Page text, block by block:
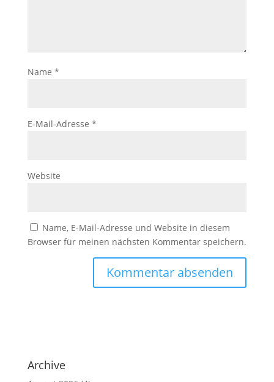
Name *
E-Mail-Adresse *
Website
Name, E-Mail-Adresse und Website in diesem
Browser für meinen nächsten Kommentar speichern.
Archive